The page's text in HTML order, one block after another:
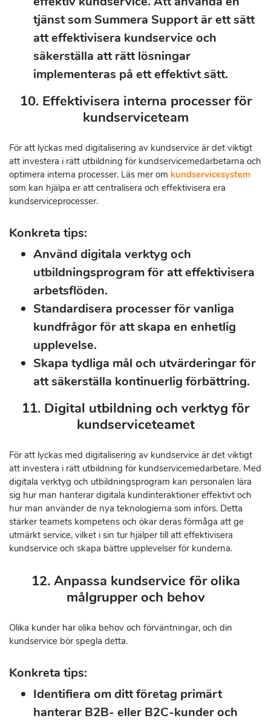
tjänst som Summera Support är ett sätt
att effektivisera kundservice och
säkerställa att rätt lösningar
implementeras på ett effektivt sätt.
10. Effektivisera interna processer för
kundserviceteam
För att lyckas med digitalisering av kundservice är det viktigt
att investera i rätt utbildning för kundservicemedarbetarna och
optimera interna processer. Läs mer om kundservicesystem
som kan hjälpa er att centralisera och effektivisera era
kundserviceprocesser.
Konkreta tips:
Använd digitala verktyg och
utbildningsprogram för att effektivisera
arbetsflöden.
Standardisera processer för vanliga
kundfrågor för att skapa en enhetlig
upplevelse.
Skapa tydliga mål och utvärderingar för
att säkerställa kontinuerlig förbättring.
11. Digital utbildning och verktyg för
kundserviceteamet
För att lyckas med digitalisering av kundservice är det viktigt
att investera i rätt utbildning för kundservicemedarbetare. Med
digitala verktyg och utbildningsprogram kan personalen lära
sig hur man hanterar digitala kundinteraktioner effektivt och
hur man använder de nya teknologierna som införs. Detta
stärker teamets kompetens och ökar deras förmåga att ge
utmärkt service, vilket i sin tur hjälper till att effektivisera
kundservice och skapa bättre upplevelser för kunderna.
12. Anpassa kundservice för olika
målgrupper och behov
Olika kunder har olika behov och förväntningar, och din
kundservice bör spegla detta.
Konkreta tips:
Identifiera om ditt företag primärt
hanterar B2B- eller B2C-kunder och